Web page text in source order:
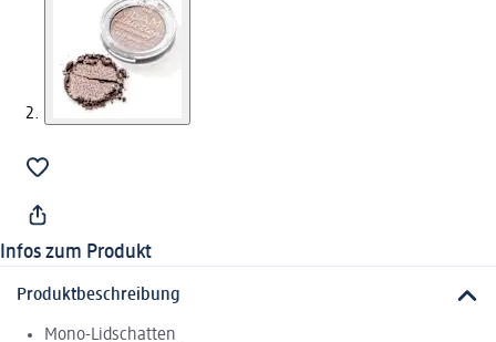
Infos zum Produkt
Produktbeschreibung
Mono-Lidschatten